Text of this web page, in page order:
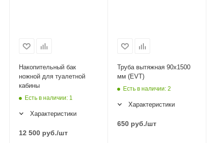
Накопительный бак
ножной для туалетной
кабины
Есть в наличии: 1
Характеристики
12 500 руб./шт
Труба вытяжная 90х1500
мм (EVT)
Есть в наличии: 2
Характеристики
650 руб./шт